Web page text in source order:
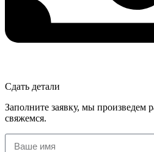
Сдать детали
Заполните заявку, мы произведем
свяжемся.